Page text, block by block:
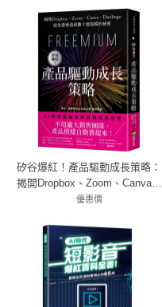
79折 332元
矽谷爆紅！產品驅動成長策略：
揭開Dropbox、Zoom、Canva、
Duolingo從免費增值到數十億規模
優惠價